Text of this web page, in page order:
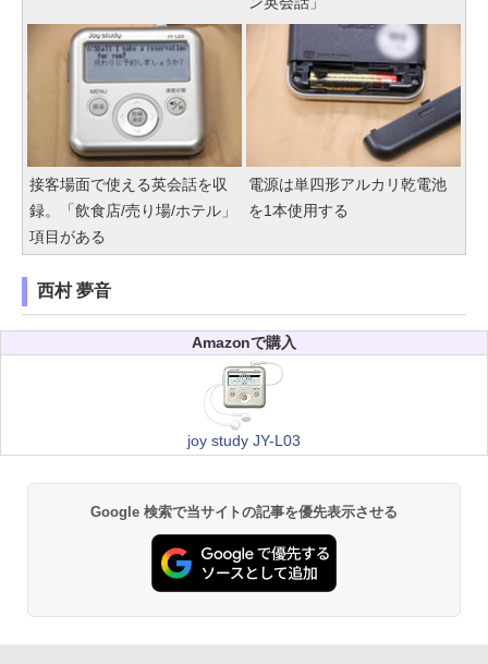
接客場面で使える英会話を収
録。「飲食店/売り場/ホテル」
項目がある
電源は単四形アルカリ乾電池
を1本使用する
西村 夢音
Amazonで購入
joy study JY-L03
Google 検索で当サイトの記事を優先表示させる